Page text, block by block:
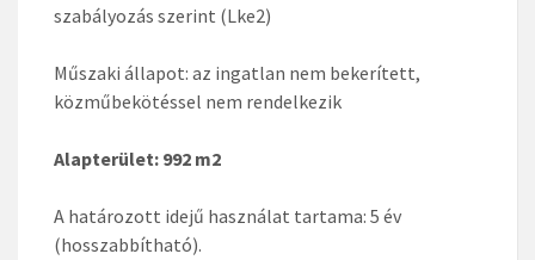
szabályozás szerint (Lke2)
Műszaki állapot: az ingatlan nem bekerített,
közműbekötéssel nem rendelkezik
Alapterület: 992 m2
A határozott idejű használat tartama: 5 év
(hosszabbítható).